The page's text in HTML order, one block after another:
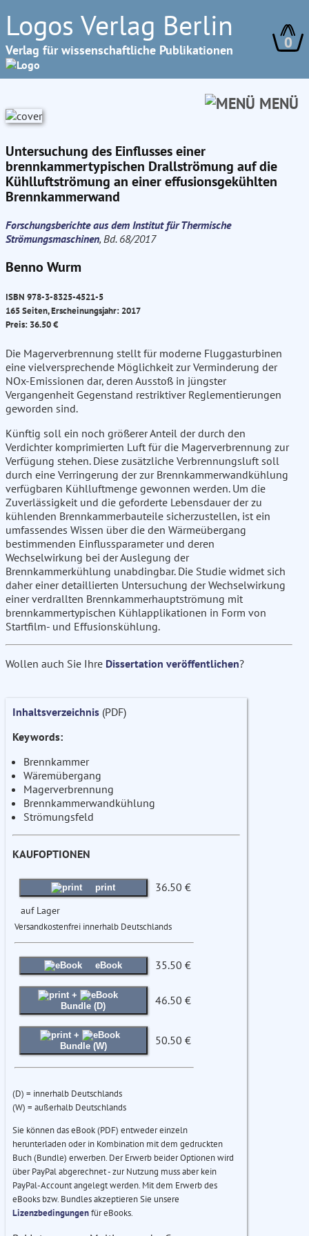
Logos Verlag Berlin
Verlag für wissenschaftliche Publikationen 0
MENÜ
Untersuchung des Einflusses einer
brennkammertypischen Drallströmung auf die
Kühlluftströmung an einer effusionsgekühlten
Brennkammerwand
Forschungsberichte aus dem Institut für Thermische
Strömungsmaschinen, Bd. 68/2017
Benno Wurm
ISBN 978-3-8325-4521-5
165 Seiten, Erscheinungsjahr: 2017
Preis: 36.50 €
Die Magerverbrennung stellt für moderne Fluggasturbinen
eine vielversprechende Möglichkeit zur Verminderung der
NOx-Emissionen dar, deren Ausstoß in jüngster
Vergangenheit Gegenstand restriktiver Reglementierungen
geworden sind.
Künftig soll ein noch größerer Anteil der durch den
Verdichter komprimierten Luft für die Magerverbrennung zur
Verfügung stehen. Diese zusätzliche Verbrennungsluft soll
durch eine Verringerung der zur Brennkammerwandkühlung
verfügbaren Kühlluftmenge gewonnen werden. Um die
Zuverlässigkeit und die geforderte Lebensdauer der zu
kühlenden Brennkammerbauteile sicherzustellen, ist ein
umfassendes Wissen über die den Wärmeübergang
bestimmenden Einflussparameter und deren
Wechselwirkung bei der Auslegung der
Brennkammerkühlung unabdingbar. Die Studie widmet sich
daher einer detaillierten Untersuchung der Wechselwirkung
einer verdrallten Brennkammerhauptströmung mit
brennkammertypischen Kühlapplikationen in Form von
Startfilm- und Effusionskühlung.
Wollen auch Sie Ihre Dissertation veröffentlichen?
Inhaltsverzeichnis (PDF)
Keywords:
Brennkammer
Wäremübergang
Magerverbrennung
Brennkammerwandkühlung
Strömungsfeld
KAUFOPTIONEN
print 36.50 €
auf Lager
Versandkostenfrei innerhalb Deutschlands
eBook 35.50 €
+
Bundle (D)
46.50 €
+
Bundle (W)
50.50 €
(D) = innerhalb Deutschlands
(W) = außerhalb Deutschlands
Sie können das eBook (PDF) entweder einzeln
herunterladen oder in Kombination mit dem gedruckten
Buch (Bundle) erwerben. Der Erwerb beider Optionen wird
über PayPal abgerechnet - zur Nutzung muss aber kein
PayPal-Account angelegt werden. Mit dem Erwerb des
eBooks bzw. Bundles akzeptieren Sie unsere
Lizenzbedingungenfür eBooks.